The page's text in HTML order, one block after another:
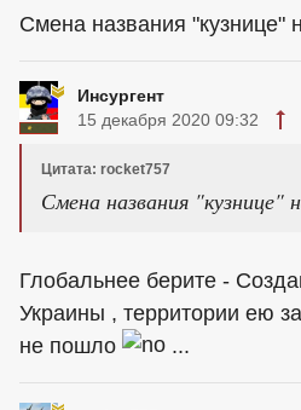
Смена названия "кузнице"
Инсургент
15 декабря 2020 09:32
Цитата: rocket757
Смена названия "кузнице"
Глобальнее берите -
Украины , территории ею
не пошло
...